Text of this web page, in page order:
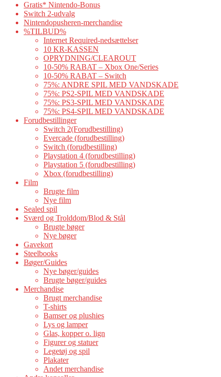
Gratis* Nintendo-Bonus
Switch 2-udvalg
Nintendopusheren-merchandise
%TILBUD%
Internet Required-nedsættelser
10 KR-KASSEN
OPRYDNING/CLEAROUT
10-50% RABAT – Xbox One/Series
10-50% RABAT – Switch
75%: ANDRE SPIL MED VANDSKADE
75%: PS2-SPIL MED VANDSKADE
75%: PS3-SPIL MED VANDSKADE
75%: PS4-SPIL MED VANDSKADE
Forudbestillinger
Switch 2(Forudbestilling)
Evercade (forudbestilling)
Switch (forudbestilling)
Playstation 4 (forudbestilling)
Playstation 5 (forudbestilling)
Xbox (forudbestilling)
Film
Brugte film
Nye film
Sealed spil
Sværd og Trolddom/Blod & Stål
Brugte bøger
Nye bøger
Gavekort
Steelbooks
Bøger/Guides
Nye bøger/guides
Brugte bøger/guides
Merchandise
Brugt merchandise
T-shirts
Bamser og plushies
Lys og lamper
Glas, kopper o. lign
Figurer og statuer
Legetøj og spil
Plakater
Andet merchandise